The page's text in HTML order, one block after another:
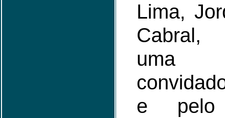
Lima,
Cabral,
uma
e pelo